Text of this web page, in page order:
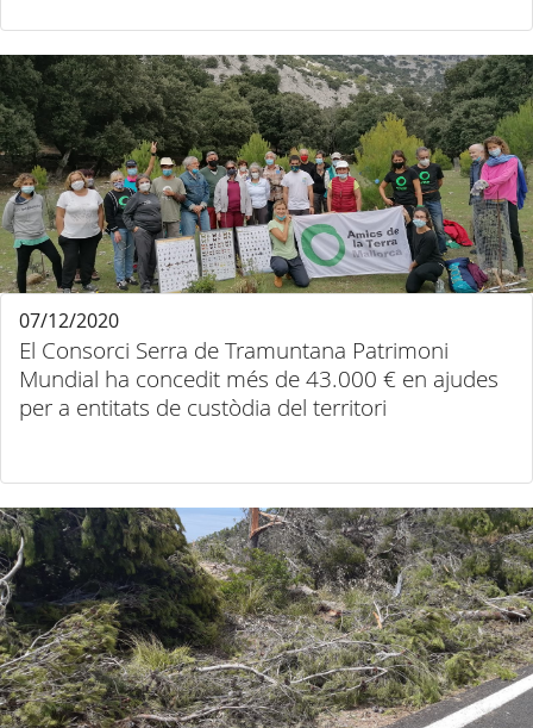
El Consorci Serra de Tramuntana Patrimoni
Mundial ha concedit més de 43.000 € en ajudes
per a entitats de custòdia del territori
07/12/2020